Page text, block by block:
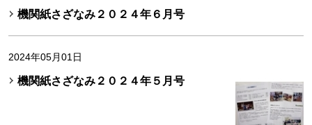
機関紙さざなみ２０２４年６月号
2024年05月01日
機関紙さざなみ２０２４年５月号